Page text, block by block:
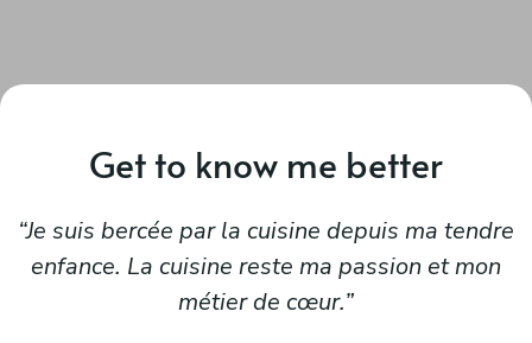
Get to know me better
Je suis bercée par la cuisine depuis ma tendre
enfance. La cuisine reste ma passion et mon
métier de cœur.